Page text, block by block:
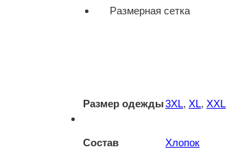
Размерная сетка
Размер одежды3XL, XL, XXL
Состав Хлопок